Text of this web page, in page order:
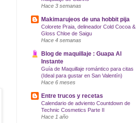
Hace 3 semanas
Makimarujeos de una hobbit pija
Colorete Praia, delineador Cold Cocoa &
Gloss Chloe de Saigu
Hace 4 semanas
Blog de maquillaje : Guapa Al
Instante
Guía de Maquillaje romántico para citas
(Ideal para gustar en San Valentín)
Hace 6 meses
Entre trucos y recetas
Calendario de adviento Countdown de
Technic Cosmetics Parte II
Hace 1 año